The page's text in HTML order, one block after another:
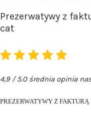
Prezerwatywy z
cat
4,9 / 5.0 średnia opinia
PREZERWATYWY Z